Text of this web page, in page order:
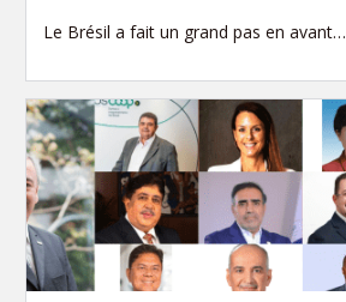
Le Brésil a fait un grand pas en avant…